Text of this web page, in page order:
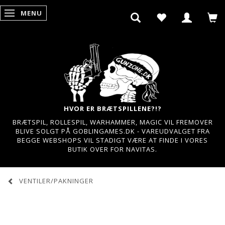
SKIFTE NAVIGATION
MENU
HVOR ER BRÆTSPILLENE?!?
BRÆTSPIL, ROLLESPIL, WARHAMMER, MAGIC VIL FREMOVER
BLIVE SOLGT PÅ GOBLINGAMES.DK - VAREUDVALGET FRA
BEGGE WEBSHOPS VIL STADIGT VÆRE AT FINDE I VORES
BUTIK OVER FOR NAVITAS.
VENTILER/PAKNINGER